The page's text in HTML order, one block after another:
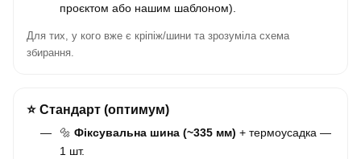
проєктом або нашим шаблоном).
Для тих, у кого вже є кріпіж/шини та зрозуміла схема
збирання.
⭐ Стандарт (оптимум)
🔩 Фіксувальна шина (~335 мм) + термоусадка —
1 шт.